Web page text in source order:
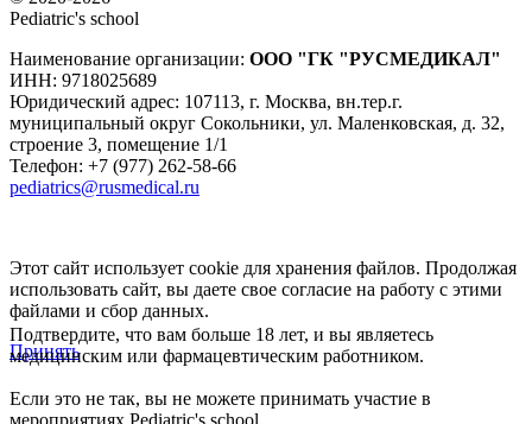
Pediatric's school
Наименование организации: ООО "ГК "РУСМЕДИКАЛ"
ИНН: 9718025689
Юридический адрес: 107113, г. Москва, вн.тер.г.
муниципальный округ Сокольники, ул. Маленковская, д. 32,
строение 3, помещение 1/1
Телефон: +7 (977) 262-58-66
pediatrics@rusmedical.ru
Этот сайт использует cookie для хранения файлов. Продолжая
использовать сайт, вы даете свое согласие на работу с этими
файлами и сбор данных.
Принять
Подтвердите, что вам больше 18 лет, и вы являетесь
медицинским или фармацевтическим работником.
Если это не так, вы не можете принимать участие в
мероприятиях Pediatric's school.